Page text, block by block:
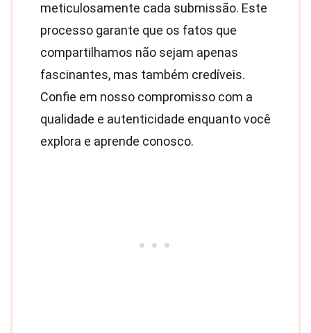
meticulosamente cada submissão. Este
processo garante que os fatos que
compartilhamos não sejam apenas
fascinantes, mas também credíveis.
Confie em nosso compromisso com a
qualidade e autenticidade enquanto você
explora e aprende conosco.